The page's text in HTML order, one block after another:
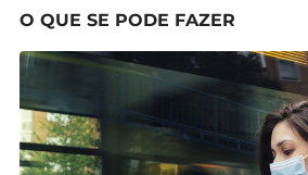
O QUE SE PODE FAZER